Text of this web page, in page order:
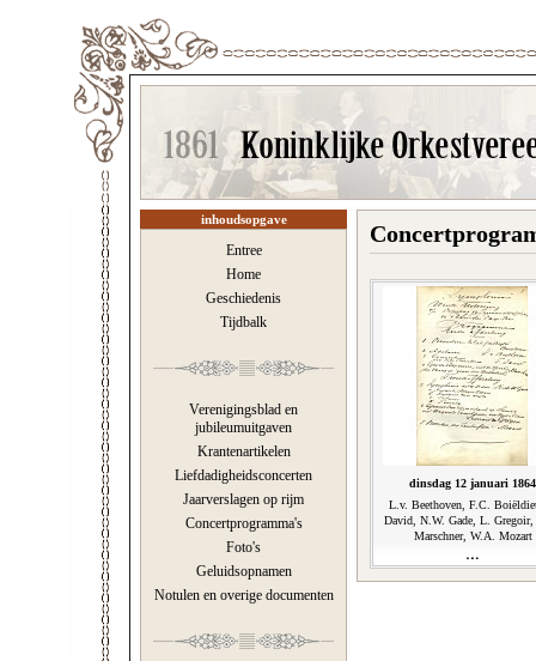
inhoudsopgave
Entree
Home
Geschiedenis
Tijdbalk
Verenigingsblad en
jubileumuitgaven
Krantenartikelen
Liefdadigheidsconcerten
Jaarverslagen op rijm
Concertprogramma's
Foto's
Geluidsopnamen
Notulen en overige documenten
dinsdag 12 januari 1864
L.v. Beethoven, F.C.
David, N.W. Gade, L.
Marschner, W.A. Mozart